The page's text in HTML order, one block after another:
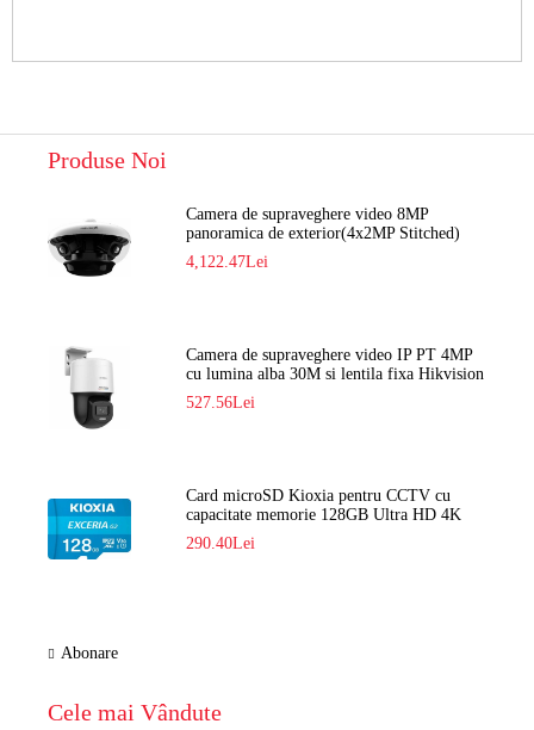
Produse Noi
Camera de supraveghere video 8MP
panoramica de exterior(4x2MP Stitched)
Navaio NGC-7482PR
4,122.47Lei
Camera de supraveghere video IP PT 4MP
cu lumina alba 30M si lentila fixa Hikvision
DS-2DE2C400SCG-E F1
527.56Lei
Card microSD Kioxia pentru CCTV cu
capacitate memorie 128GB Ultra HD 4K
LMEX2L128GG2
290.40Lei
Abonare
Cele mai Vândute